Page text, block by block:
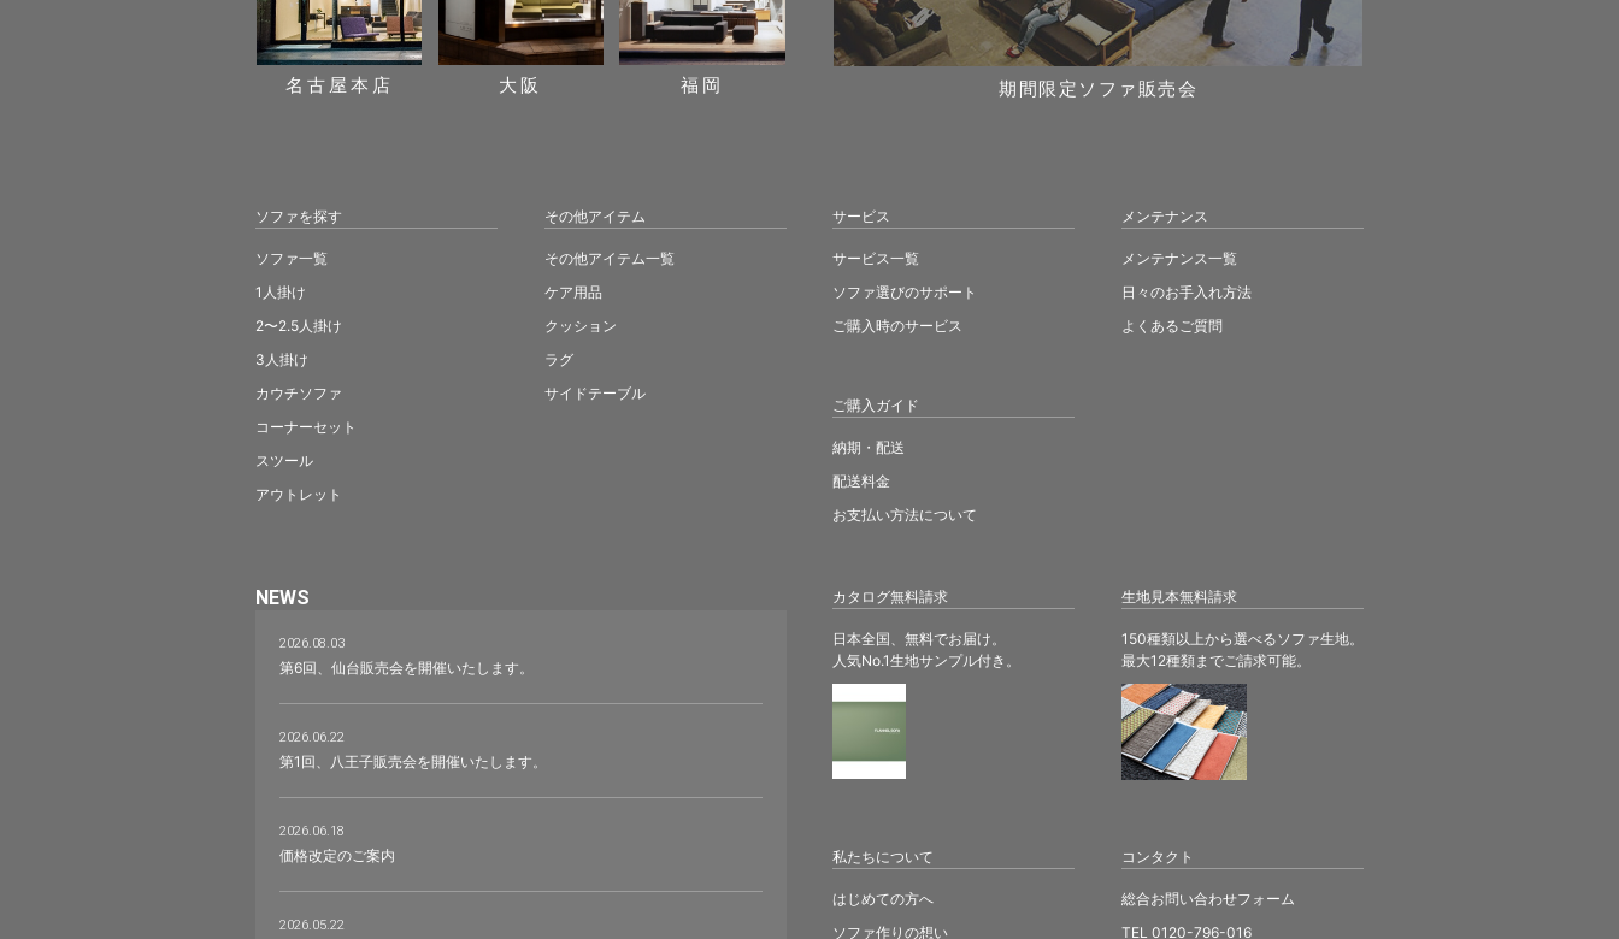
カタログ無料請求
日本全国、無料でお届け。
人気No.1生地サンプル付き。
生地見本無料請求
150種類以上から選べるソファ生地。
最大12種類までご請求可能。
名古屋本店 大阪 福岡 期間限定ソファ販売会
ソファを探す
ソファ一覧
1人掛け
2〜2.5人掛け
3人掛け
カウチソファ
コーナーセット
スツール
アウトレット
その他アイテム
その他アイテム一覧
ケア用品
クッション
ラグ
サイドテーブル
サービス
サービス一覧
ソファ選びのサポート
ご購入時のサービス
ご購入ガイド
納期・配送
配送料金
お支払い方法について
メンテナンス
メンテナンス一覧
日々のお手入れ方法
よくあるご質問
NEWS
2026.08.03
第6回、仙台販売会を開催いたします。
2026.06.22
第1回、八王子販売会を開催いたします。
2026.06.18
価格改定のご案内
2026.05.22
私たちについて
はじめての方へ
ソファ作りの想い
コンタクト
総合お問い合わせフォーム
TEL 0120-796-016